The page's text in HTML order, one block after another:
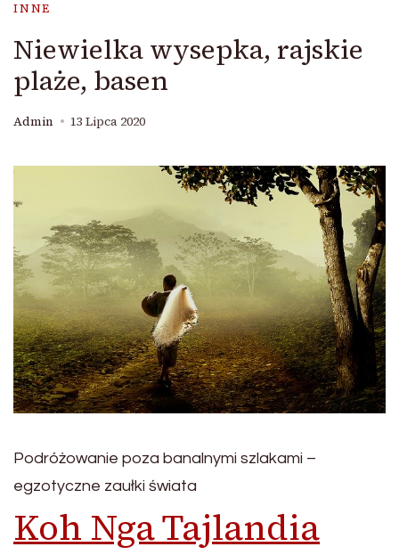
INNE
Niewielka wysepka, rajskie
plaże, basen
Admin 13 Lipca 2020
Podróżowanie poza banalnymi szlakami –
egzotyczne zaułki świata
Koh Nga Tajlandia